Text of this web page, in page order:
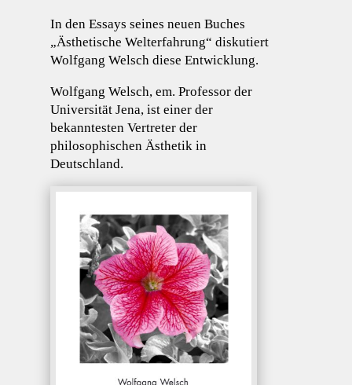
In den Essays seines neuen Buches
„Ästhetische Welterfahrung“ diskutiert
Wolfgang Welsch diese Entwicklung.
Wolfgang Welsch, em. Professor der
Universität Jena, ist einer der
bekanntesten Vertreter der
philosophischen Ästhetik in
Deutschland.